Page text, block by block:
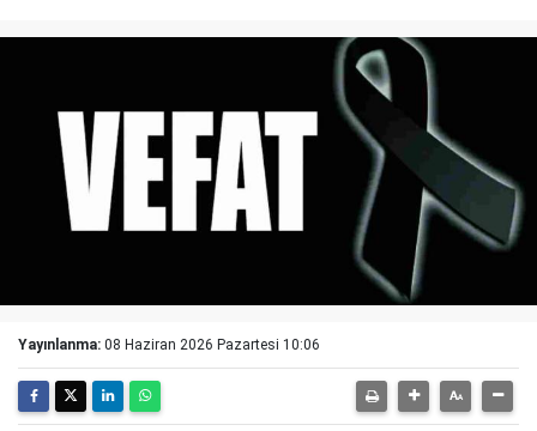
Yayınlanma: 08 Haziran 2026 Pazartesi 10:06